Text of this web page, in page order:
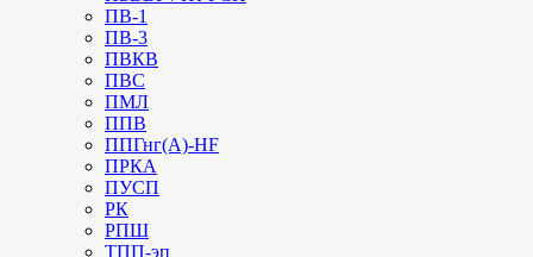
ПВ-1
ПВ-3
ПВКВ
ПВС
ПМЛ
ППВ
ППГнг(А)-HF
ПРКА
ПУСП
РК
РПШ
ТПП-эп